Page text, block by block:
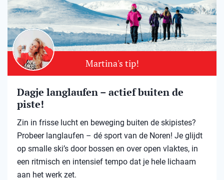
Martina's tip!
Dagje langlaufen – actief buiten de
piste!
Zin in frisse lucht en beweging buiten de skipistes?
Probeer langlaufen – dé sport van de Noren! Je glijdt
op smalle ski’s door bossen en over open vlaktes, in
een ritmisch en intensief tempo dat je hele lichaam
aan het werk zet.